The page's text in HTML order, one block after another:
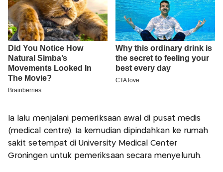
Ia lalu menjalani pemeriksaan awal di pusat medis
(medical centre). Ia kemudian dipindahkan ke rumah
sakit setempat di University Medical Center
Groningen untuk pemeriksaan secara menyeluruh.